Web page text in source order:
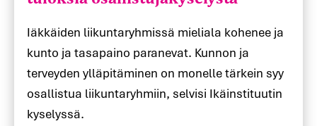
Iäkkäiden liikuntaryhmissä mieliala kohenee ja
kunto ja tasapaino paranevat. Kunnon ja
terveyden ylläpitäminen on monelle tärkein syy
osallistua liikuntaryhmiin, selvisi Ikäinstituutin
kyselyssä.